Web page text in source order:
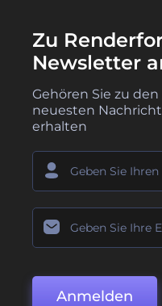
Zu
Newsletter
Gehören Sie zu
neuesten
erhalten
Anmelden